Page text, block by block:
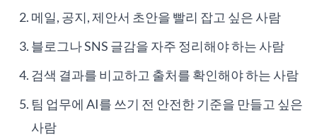
메일, 공지, 제안서 초안을 빨리 잡고 싶은 사람
블로그나 SNS 글감을 자주 정리해야 하는 사람
검색 결과를 비교하고 출처를 확인해야 하는 사람
팀 업무에 AI를 쓰기 전 안전한 기준을 만들고 싶은
사람